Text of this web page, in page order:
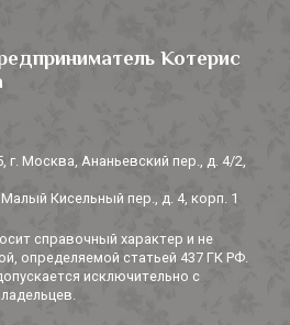
Котерис
г. Москва, Ананьевский пер., д. 4/2,
Кисельный пер., д. 4, корп. 1
справочный характер и не
определяемой статьей 437 ГК РФ.
исключительно с